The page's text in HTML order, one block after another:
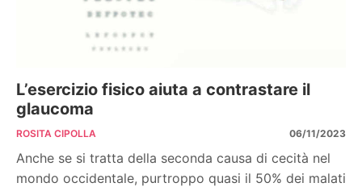
L’esercizio fisico aiuta a contrastare il
glaucoma
ROSITA CIPOLLA 06/11/2023
Anche se si tratta della seconda causa di cecità nel
mondo occidentale, purtroppo quasi il 50% dei malati